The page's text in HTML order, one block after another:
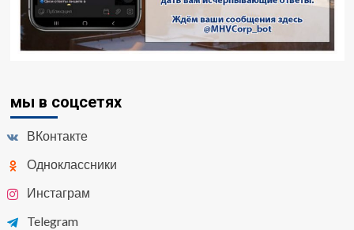
мы в соцсетях
ВКонтакте
Одноклассники
Инстаграм
Telegram